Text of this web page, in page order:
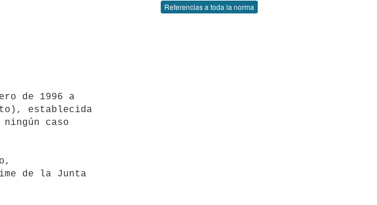
Referencias a toda la norma
establecida
caso
de la Junta